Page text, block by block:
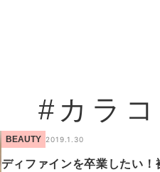
#カラコ
BEAUTY 2019.1.30
ディファインを卒業したい